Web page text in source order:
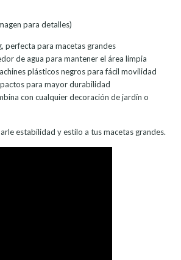
para detalles)
perfecta para macetas grandes
de agua para mantener el área limpia
plásticos negros para fácil movilidad
para mayor durabilidad
con cualquier decoración de jardín o
estabilidad y estilo a tus macetas grandes.